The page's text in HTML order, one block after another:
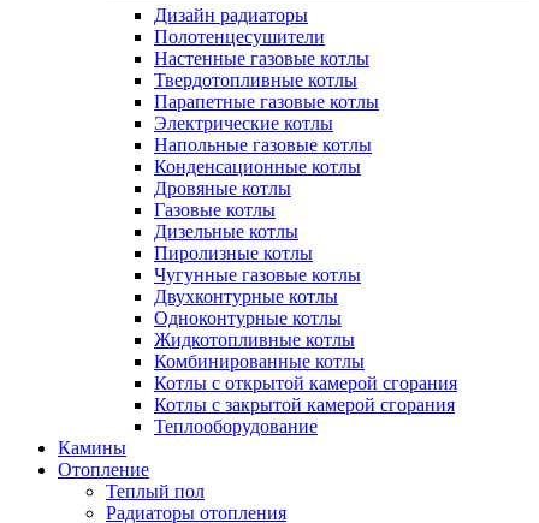
Дизайн радиаторы
Полотенцесушители
Настенные газовые котлы
Твердотопливные котлы
Парапетные газовые котлы
Электрические котлы
Напольные газовые котлы
Конденсационные котлы
Дровяные котлы
Газовые котлы
Дизельные котлы
Пиролизные котлы
Чугунные газовые котлы
Двухконтурные котлы
Одноконтурные котлы
Жидкотопливные котлы
Комбинированные котлы
Котлы с открытой камерой сгорания
Котлы с закрытой камерой сгорания
Теплооборудование
Камины
Отопление
Теплый пол
Радиаторы отопления